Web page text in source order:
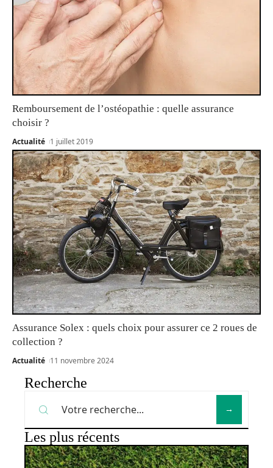
Remboursement de l’ostéopathie : quelle assurance
choisir ?
Actualité 1 juillet 2019
Assurance Solex : quels choix pour assurer ce 2 roues de
collection ?
Actualité 11 novembre 2024
Recherche
Les plus récents